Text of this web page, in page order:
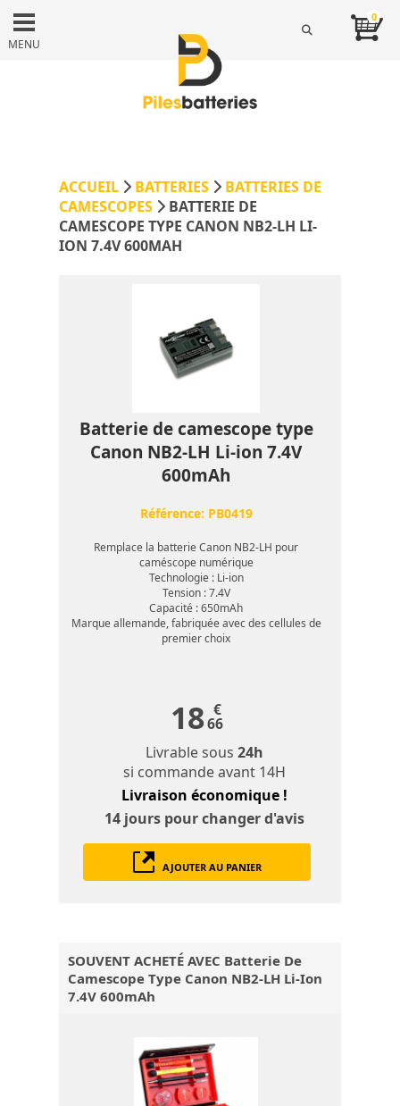
MENU
0
ACCUEIL BATTERIES
BATTERIES DE
CAMESCOPES
BATTERIE DE
CAMESCOPE TYPE CANON NB2-LH LI-
ION 7.4V 600MAH
Batterie de camescope type
Canon NB2-LH Li-ion 7.4V
600mAh
Référence: PB0419
Remplace la batterie Canon NB2-LH pour
caméscope numérique
Technologie : Li-ion
Tension : 7.4V
Capacité : 650mAh
Marque allemande, fabriquée avec des cellules de
premier choix
18 €
66
Livrable sous 24h
si commande avant 14H
Livraison économique !
14 jourspour changer d'avis
AJOUTER AU PANIER
SOUVENT ACHETÉ AVEC Batterie De
Camescope Type Canon NB2-LH Li-Ion
7.4V 600mAh